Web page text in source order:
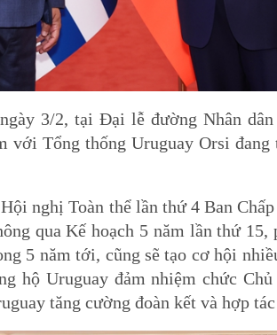
3/2, tại Đại lễ đường Nhân
với Tổng thống Uruguay Orsi
nghị Toàn thể lần thứ 4 Ban
qua Kế hoạch 5 năm lần thứ 15,
5 năm tới, cũng sẽ tạo cơ hội
hộ Uruguay đảm nhiệm chức
tăng cường đoàn kết và hợp